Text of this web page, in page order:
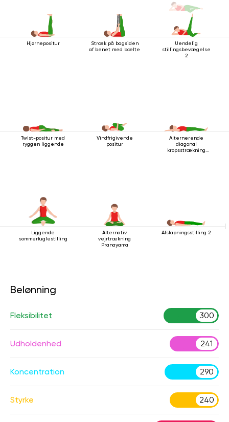
Hjørnepositur
Stræk på bagsiden
af ​​benet med bælte
Uendelig
stillingsbevægelse
2
Twist-positur med
ryggen liggende
Vindfrigivende
positur
Alternerende
diagonal
kropsstrækning
Liggende
sommerfuglestilling
Alternativ
vejrtrækning
Pranayama
Afslapningsstilling 2
Belønning
Fleksibilitet 300
Udholdenhed 241
Koncentration 290
Styrke 240